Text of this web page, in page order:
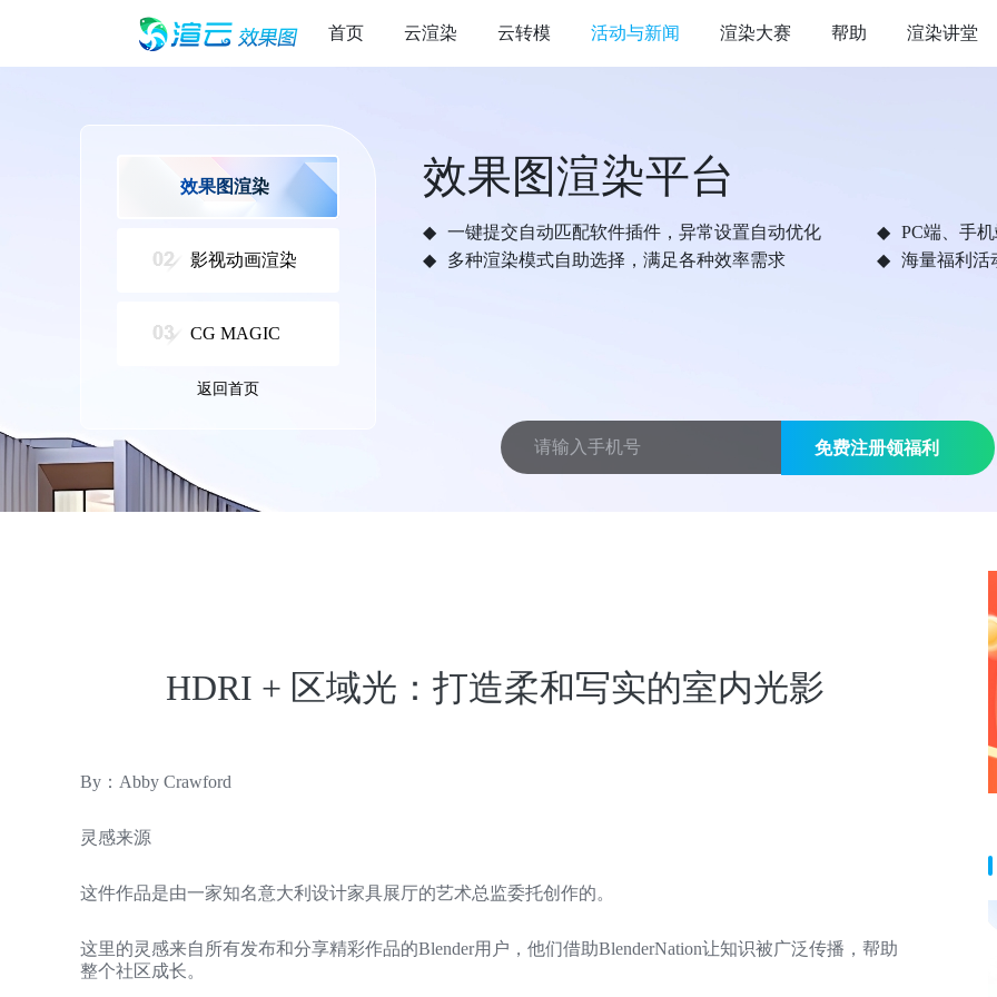
首页 云渲染 云转模 活动与新闻 渲染大赛 帮助 渲染讲堂
效果图渲染
影视动画渲染
CG MAGIC
返回首页
效果图渲染平台
一键提交自动匹配软件插件，异常设置自动优化
PC端、手
多种渲染模式自助选择，满足各种效率需求
海量福利活
免费注册领福利
HDRI + 区域光：打造柔和写实的室内光影
By：Abby Crawford
灵感来源
这件作品是由一家知名意大利设计家具展厅的艺术总监委托创作的。
这里的灵感来自所有发布和分享精彩作品的Blender用户，他们借助BlenderNation让知识被广泛传播，帮助
整个社区成长。